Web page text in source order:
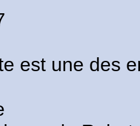
est une des